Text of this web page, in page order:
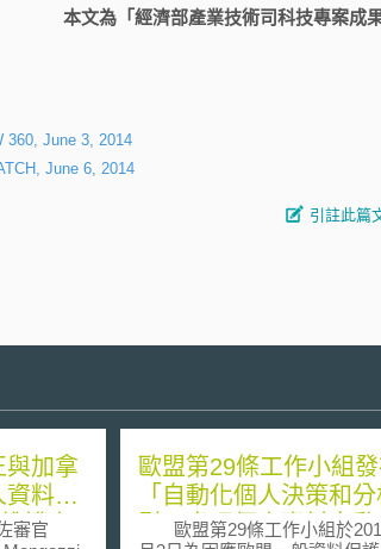
本文為「經濟部產業技術司科技專案成果
360, June 3, 2014
June 6, 2014
引註此篇
與加拿
料共
護人
審官
歐盟第29條工作小組
「自動化個人決策和
引」處理個人資料自
歐盟第29條工作小組於